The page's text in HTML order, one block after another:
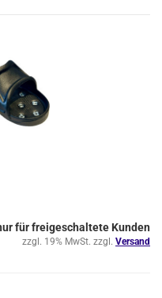
für freigeschaltete Kunden
zzgl. 19% MwSt. zzgl. Versand